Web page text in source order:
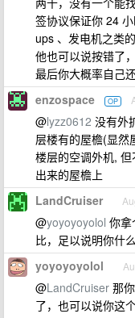
签协议保证你 24
ups 、发电机之类
他也可以说按错了
最后你大概率自己
enzospace OP
@lyzz0612 没有外
层楼有的屋檐(显然
楼层的空调外机,
出来的屋檐上
LandCruiser
@yoyoyoyolol 你拿
比，足以说明你什
yoyoyoyolol
@LandCruiser 那
了，也可以说你这